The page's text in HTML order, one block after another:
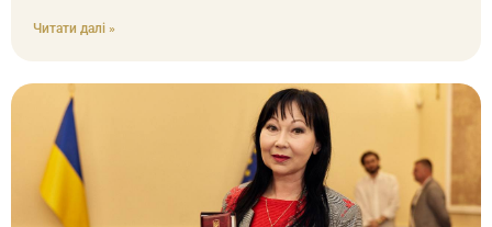
Читати далі »